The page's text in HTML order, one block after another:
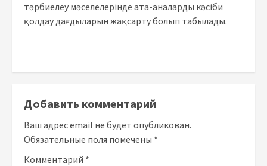
тәрбиелеу мәселелерінде ата-аналарды кәсіби
қолдау дағдыларын жақсарту болып табылады.
Добавить комментарий
Ваш адрес email не будет опубликован.
Обязательные поля помечены *
Комментарий *